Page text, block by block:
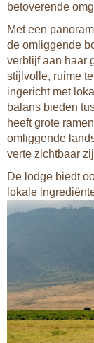
betoverende
Met een
de omliggende
verblijf aan haar
stijlvolle, ruime
ingericht met
balans bieden
heeft grote
omliggende
verte zichtbaar
De lodge biedt
lokale